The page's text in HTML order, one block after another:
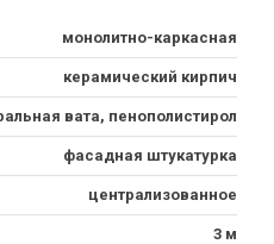
монолитно-каркасная
керамический кирпич
вата, пенополистирол
фасадная штукатурка
централизованное
3 м